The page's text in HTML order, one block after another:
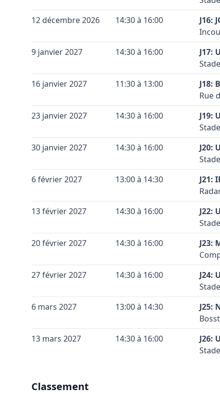
Leaflet|©OpenStreetMapcontributors ©CARTO
Voir
Voir
Leaflet|©OpenStreetMapcontributors ©CARTO
Voir
Par
Voir
+
Code
Voir
12 décembre 2026 14:30 à 16:00
J16:
+
contributors ©
Voir
9 janvier 2027 14:30 à 16:00
J17:
+
Voir
16 janvier 2027 11:30 à 13:00
J18:
Rue
+
Leaflet|©OpenStreetMapcontributors ©CARTO
Voir
23 janvier 2027 14:30 à 16:00
J19:
+
Voir
30 janvier 2027 14:30 à 16:00
J20:
+
Voir
6 février 2027 13:00 à 14:30
J21:
+
Par
Voir
13 février 2027 14:30 à 16:00
J22:
+
Code
Voir
20 février 2027 14:30 à 16:00
J23:
+
27 février 2027 14:30 à 16:00
J24:
+
6 mars 2027 13:00 à 14:30
J25:
+
13 mars 2027 14:30 à 16:00
J26:
−
Classement